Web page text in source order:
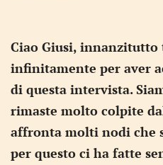
Ciao Giusi,
infinitamente per aver
di questa intervista.
rimaste molto colpite
affronta molti nodi che
per questo ci ha fatte